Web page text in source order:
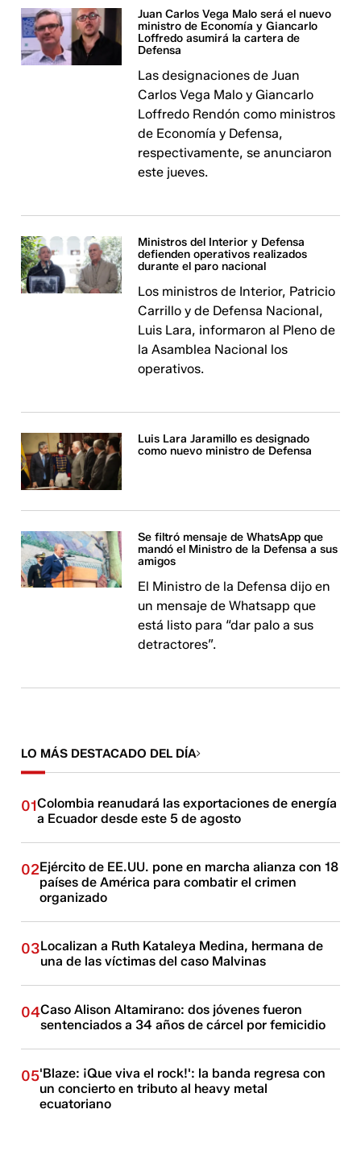
Juan Carlos Vega Malo será el nuevo
ministro de Economía y Giancarlo
Loffredo asumirá la cartera de
Defensa
Las designaciones de Juan
Carlos Vega Malo y Giancarlo
Loffredo Rendón como ministros
de Economía y Defensa,
respectivamente, se anunciaron
este jueves.
Ministros del Interior y Defensa
defienden operativos realizados
durante el paro nacional
Los ministros de Interior, Patricio
Carrillo y de Defensa Nacional,
Luis Lara, informaron al Pleno de
la Asamblea Nacional los
operativos.
Luis Lara Jaramillo es designado
como nuevo ministro de Defensa
Se filtró mensaje de WhatsApp que
mandó el Ministro de la Defensa a sus
amigos
El Ministro de la Defensa dijo en
un mensaje de Whatsapp que
está listo para “dar palo a sus
detractores”.
LO MÁS DESTACADO DEL DÍA
01Colombia reanudará las exportaciones de energía
a Ecuador desde este 5 de agosto
02Ejército de EE.UU. pone en marcha alianza con 18
países de América para combatir el crimen
organizado
03Localizan a Ruth Kataleya Medina, hermana de
una de las víctimas del caso Malvinas
04Caso Alison Altamirano: dos jóvenes fueron
sentenciados a 34 años de cárcel por femicidio
05'Blaze: ¡Que viva el rock!': la banda regresa con
un concierto en tributo al heavy metal
ecuatoriano